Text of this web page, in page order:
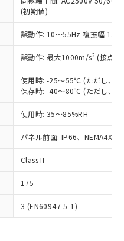
(初期値)
誤動作: 10～55Hz 複振幅
誤動作: 最大1000m/s2 (接点
使用時: -25～55℃ (ただし、氷
保存時: -40～80℃ (ただし、氷
使用時: 35～85%RH
パネル前面: IP66、NEMA4X,
Class II
175
3 (EN60947-5-1)
び標準価格はお客
はお客様担当のオ
店・当社販売員に
売店や当社販売拠
ーク
」をご確認
者に漏洩または開
します。
品リスト作成サー
くには、I-Web
されている必要が
イト上で当社にご
トについて、当社
用者が、当社の製
ビス(2-エチルヘキシ
以下、フタル酸ブチ
ル酸ジイソブチル
よび制御機器に対する
いては閾値を超える意
います。
どにより、予定
す。
ンロード
臭化ジフェニルエーテ
タル酸ブチルベンジ
キシル)) : 1000ppm
）のすべてが基
します。
において有害物
境に深刻な影響を
す。
棄する場合は、完
違法に輸出されな
講じます。
核兵器、ミサイ
兵器またはその他
製造装置等に一切
第三者に販売する
よび3の内容を当
す。また当社は、
係わる関係者が違
ん。
庫あり
ないが在庫あり
在庫状況につ
のお取引先、ま
のオムロン制御
社販売員にご確
また在庫状況の
いない機種